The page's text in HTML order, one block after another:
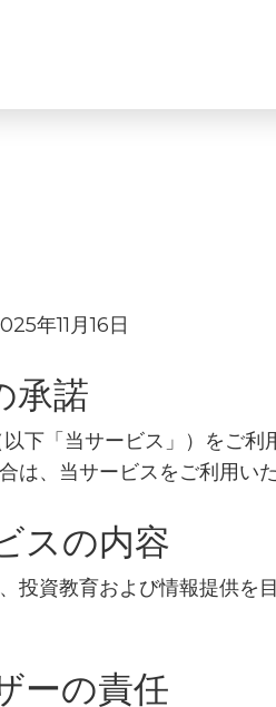
年11月16日
承諾
下「当サービス」）をご利
は、当サービスをご利用い
スの内容
投資教育および情報提供を
ーの責任